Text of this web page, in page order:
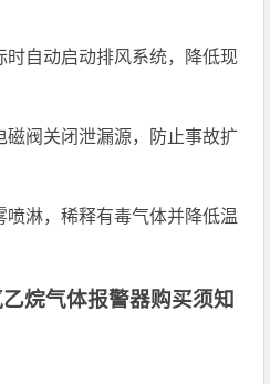
时自动启动排风系统，降低现
磁阀关闭泄漏源，防止事故扩
喷淋，稀释有毒气体并降低温
烷气体报警器购买须知